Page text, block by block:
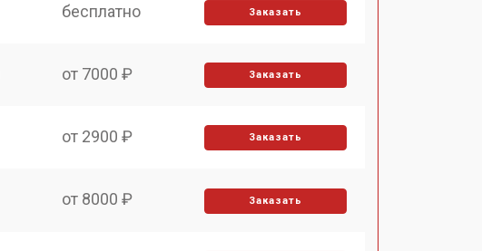
бесплатно Заказать
от 7000 ₽ Заказать
от 2900 ₽ Заказать
от 8000 ₽ Заказать